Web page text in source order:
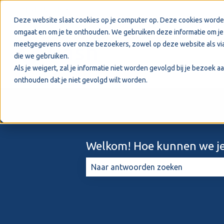
Deze website slaat cookies op je computer op. Deze cookies
omgaat en om je te onthouden. We gebruiken deze informatie om
meetgegevens over onze bezoekers, zowel op deze website als
die we gebruiken.
Als je weigert, zal je informatie niet worden gevolgd bij je bezoek
onthouden dat je niet gevolgd wilt worden.
Welkom! Hoe kunnen we